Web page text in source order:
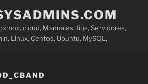
cloud, Manuales, tips, Servidores,
Linux, Centos, Ubuntu, MySQL,